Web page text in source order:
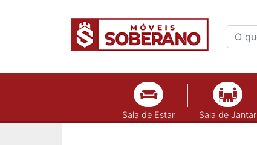
Sala de Estar Sala de Jantar